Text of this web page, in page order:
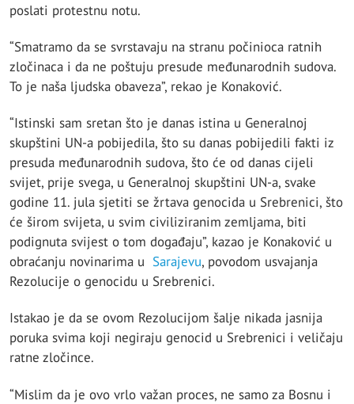
poslati protestnu notu.
“Smatramo da se svrstavaju na stranu počinioca ratnih
zločinaca i da ne poštuju presude međunarodnih sudova.
To je naša ljudska obaveza”, rekao je Konaković.
“Istinski sam sretan što je danas istina u Generalnoj
skupštini UN-a pobijedila, što su danas pobijedili fakti iz
presuda međunarodnih sudova, što će od danas cijeli
svijet, prije svega, u Generalnoj skupštini UN-a, svake
godine 11. jula sjetiti se žrtava genocida u Srebrenici, što
će širom svijeta, u svim civiliziranim zemljama, biti
podignuta svijest o tom događaju”, kazao je Konaković u
obraćanju novinarima u Sarajevu, povodom usvajanja
Rezolucije o genocidu u Srebrenici.
Istakao je da se ovom Rezolucijom šalje nikada jasnija
poruka svima koji negiraju genocid u Srebrenici i veličaju
ratne zločince.
“Mislim da je ovo vrlo važan proces, ne samo za Bosnu i